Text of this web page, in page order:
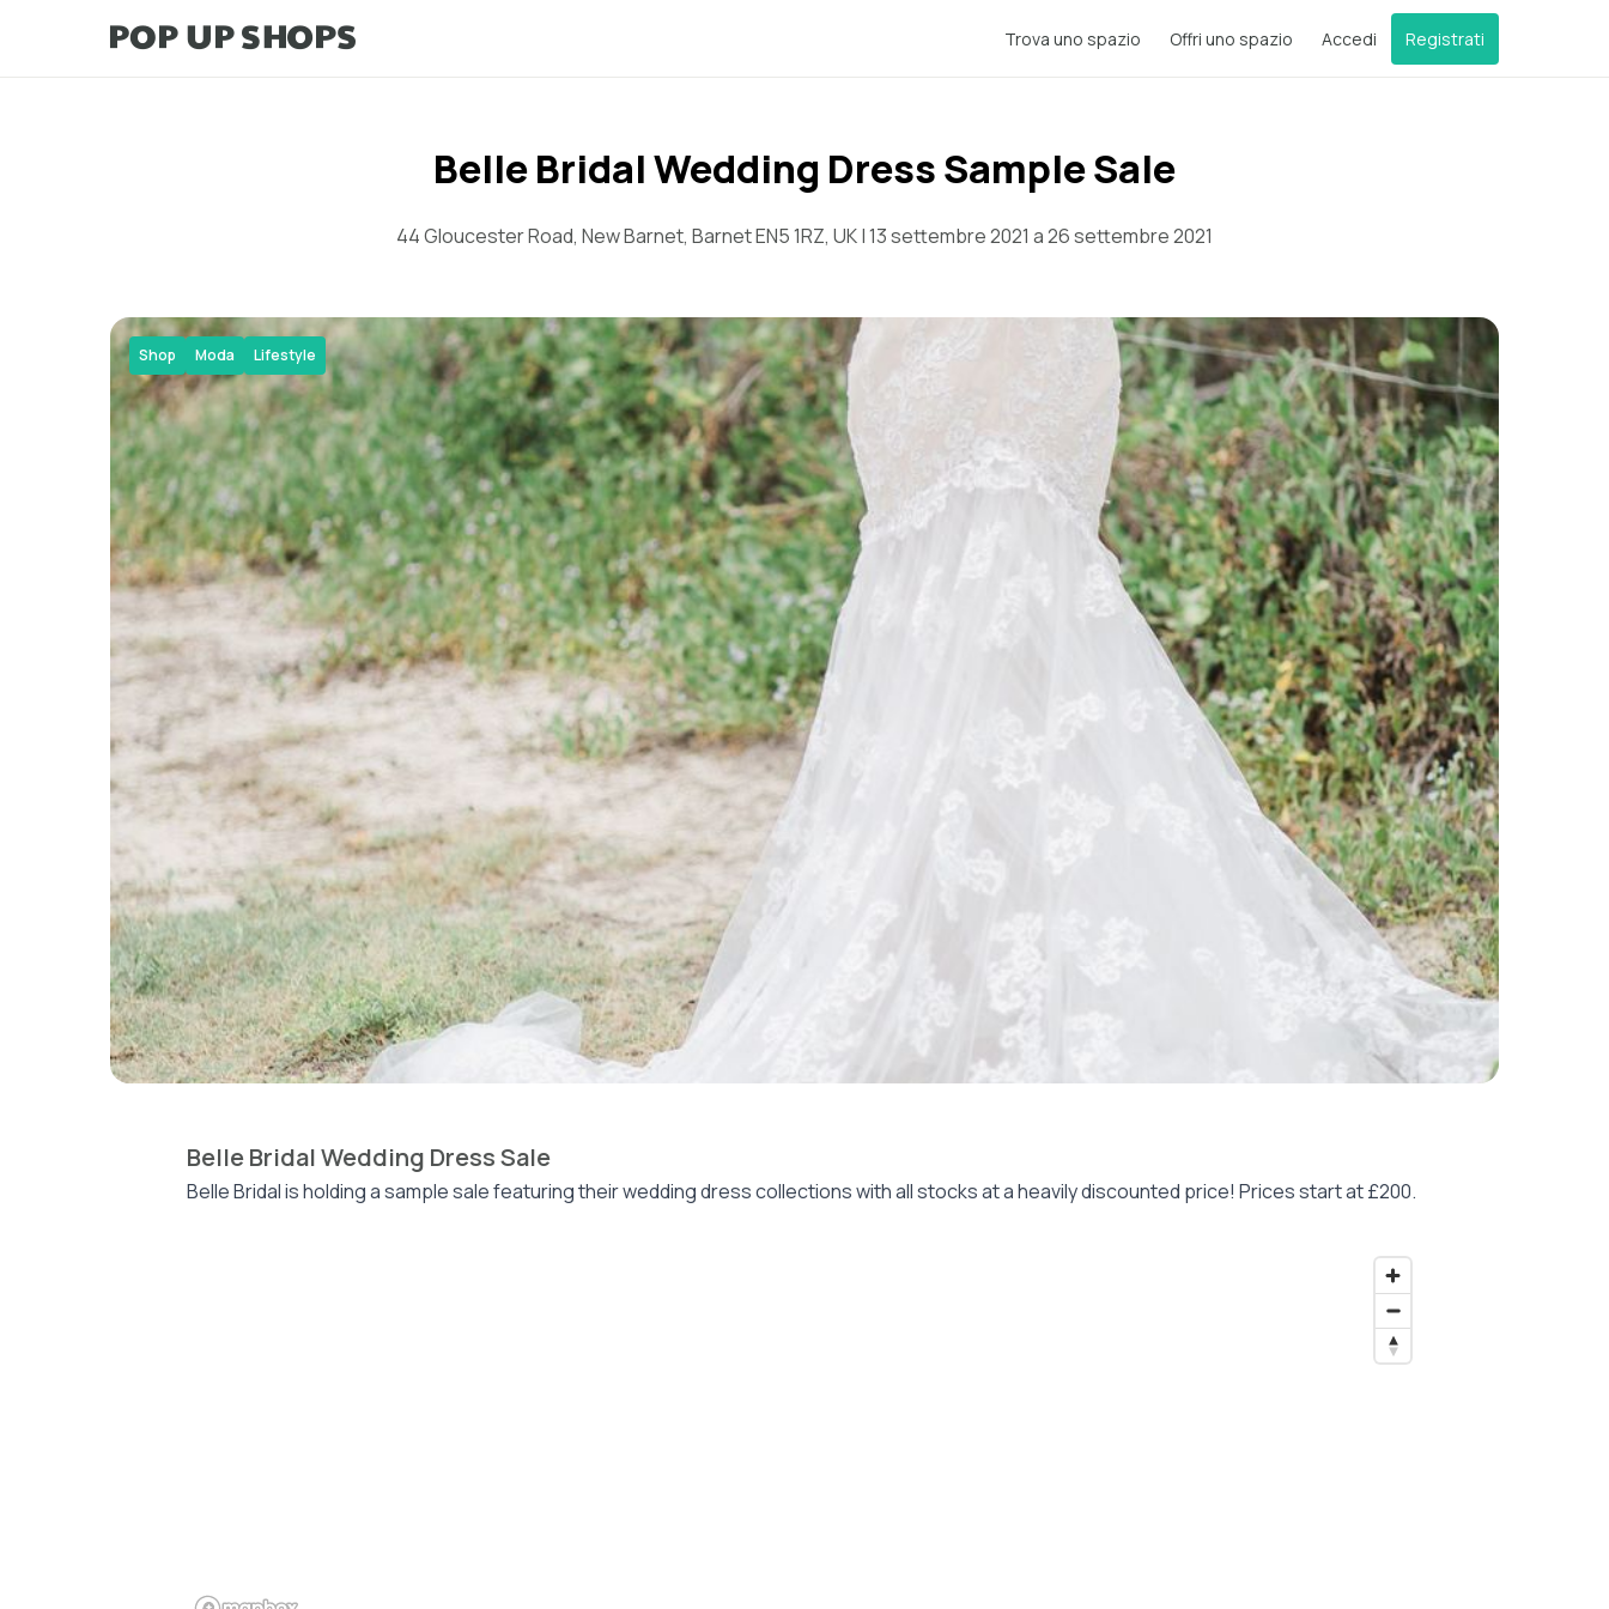
Trova uno spazio Offri uno spazio Accedi Registrati
Belle Bridal Wedding Dress Sample Sale
44 Gloucester Road, New Barnet, Barnet EN5 1RZ, UK | 13 settembre 2021 a 26 settembre 2021
Shop Moda Lifestyle
Belle Bridal Wedding Dress Sale
Belle Bridal is holding a sample sale featuring their wedding dress collections with all stocks at a heavily discounted price! Prices start at £200.